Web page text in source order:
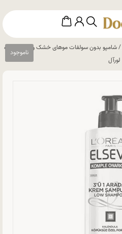
/ شامپو بدون سولفات موهای خشک و آسیب دیده
لورآل